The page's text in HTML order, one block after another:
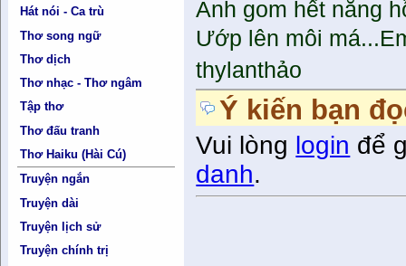
Hát nói - Ca trù
Thơ song ngữ
Thơ dịch
Thơ nhạc - Thơ ngâm
Tập thơ
Thơ đấu tranh
Thơ Haiku (Hài Cú)
Truyện ngắn
Truyện dài
Truyện lịch sử
Truyện chính trị
Anh gom hết nắng
Ướp lên môi
thylanthảo
Ý kiến bạn
Vui lòng login để
danh.